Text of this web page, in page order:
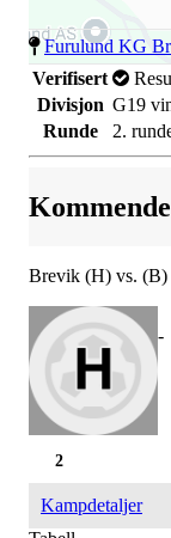
Furulund KG
Verifisert
Divisjon G19
Runde
2.
Brevik (H) vs. (B)
-
2
Kampdetaljer